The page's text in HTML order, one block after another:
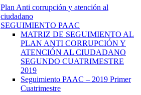
Plan Anti corrupción y atención al
ciudadano
SEGUIMIENTO PAAC
MATRIZ DE SEGUIMIENTO AL
PLAN ANTI CORRUPCIÓN Y
ATENCIÓN AL CIUDADANO
SEGUNDO CUATRIMESTRE
2019
Seguimiento PAAC – 2019 Primer
Cuatrimestre